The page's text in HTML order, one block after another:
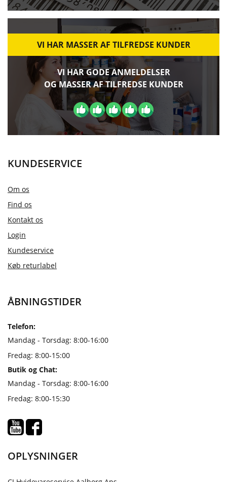
VI HAR MASSER AF TILFREDSE KUNDER
VI HAR GODE ANMELDELSER
OG MASSER AF TILFREDSE KUNDER
KUNDESERVICE
Om os
Find os
Kontakt os
Login
Kundeservice
Køb returlabel
ÅBNINGSTIDER
Telefon:
Mandag - Torsdag: 8:00-16:00
Fredag: 8:00-15:00
Butik og Chat:
Mandag - Torsdag: 8:00-16:00
Fredag: 8:00-15:30
OPLYSNINGER